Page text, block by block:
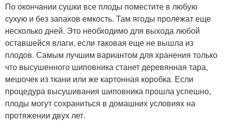
По окончании сушки все плоды поместите в любую
сухую и без запахов емкость. Там ягоды пролежат еще
несколько дней. Это необходимо для выхода любой
оставшейся влаги, если таковая еще не вышла из
плодов. Самым лучшим вариантом для хранения только
что высушенного шиповника станет деревянная тара,
мешочек из ткани или же картонная коробка. Если
процедура высушивания шиповника прошла успешно,
плоды могут сохраниться в домашних условиях на
протяжении двух лет.